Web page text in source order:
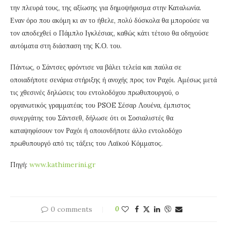
την πλευρά τους, της αξίωσης για δημοψήφισμα στην Καταλωνία.
Εναν όρο που ακόμη κι αν το ήθελε, πολύ δύσκολα θα μπορούσε να
τον αποδεχθεί ο Πάμπλο Ιγκλέσιας, καθώς κάτι τέτοιο θα οδηγούσε
αυτόματα στη διάσπαση της Κ.Ο. του.
Πάντως, ο Σάντσες φρόντισε να βάλει τελεία και παύλα σε
οποιαδήποτε σενάρια στήριξης ή ανοχής προς τον Ραχόι. Αμέσως μετά
τις χθεσινές δηλώσεις του εντολοδόχου πρωθυπουργού, ο
οργανωτικός γραμματέας του PSOE Σέσαρ Λουένα, έμπιστος
συνεργάτης του Σάντσεθ, δήλωσε ότι οι Σοσιαλιστές θα
καταψηφίσουν τον Ραχόι ή οποιονδήποτε άλλο εντολοδόχο
πρωθυπουργό από τις τάξεις του Λαϊκού Κόμματος.
Πηγή: www.kathimerini.gr
0 comments 0